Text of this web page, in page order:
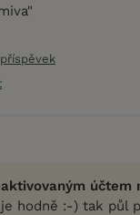
účtem
hodně :-) tak půl